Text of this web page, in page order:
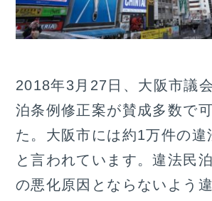
2018年3月27日、大阪市議
泊条例修正案が賛成多数で
た。大阪市には約1万件の違
と言われています。違法民
の悪化原因とならないよう